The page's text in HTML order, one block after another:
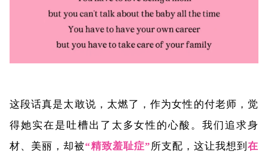
这段话真是太敢说，太燃了，作为女性的付老师，觉
得她实在是吐槽出了太多女性的心酸。我们追求身
材、美丽，却被“精致羞耻症”所支配，这让我想到 在